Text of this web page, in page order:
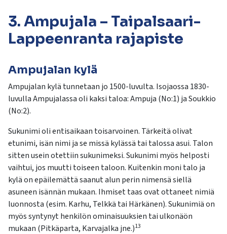
hakutulokseen
painamalla
enteriä.
käyttäjät
käyttää
kosketus-
ja
pyyhkäisyliikkeitä.
Kunta ja päätöksenteko
3. Ampujala – Taipalsaari-
Lappeenranta rajapiste
Ampujalan kylä
Ampujalan kylä tunnetaan jo 1500-luvulta. Isojaossa 1830-
luvulla Ampujalassa oli kaksi taloa: Ampuja (No:1) ja Soukkio
(No:2).
Sukunimi oli entisaikaan toisarvoinen. Tärkeitä olivat
etunimi, isän nimi ja se missä kylässä tai talossa asui. Talon
sitten usein otettiin sukunimeksi. Sukunimi myös helposti
vaihtui, jos muutti toiseen taloon. Kuitenkin moni talo ja
kylä on epäilemättä saanut alun perin nimensä siellä
asuneen isännän mukaan. Ihmiset taas ovat ottaneet nimiä
luonnosta (esim. Karhu, Telkkä tai Härkänen). Sukunimiä on
myös syntynyt henkilön ominaisuuksien tai ulkonäön
mukaan (Pitkäparta, Karvajalka jne.)13